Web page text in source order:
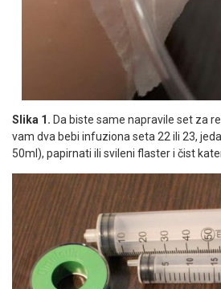
Slika 1. Da biste same napravile set za
vam dva bebi infuziona seta 22 ili 23,
50ml), papirnati ili svileni flaster i čist